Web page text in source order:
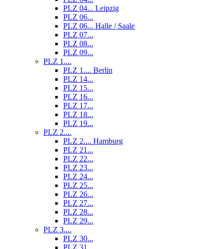
PLZ 04... Leipzig
PLZ 06...
PLZ 06... Halle / Saale
PLZ 07...
PLZ 08...
PLZ 09...
PLZ 1....
PLZ 1.... Berlin
PLZ 14...
PLZ 15...
PLZ 16...
PLZ 17...
PLZ 18...
PLZ 19...
PLZ 2....
PLZ 2.... Hamburg
PLZ 21...
PLZ 22...
PLZ 23...
PLZ 24...
PLZ 25...
PLZ 26...
PLZ 27...
PLZ 28...
PLZ 29...
PLZ 3....
PLZ 30...
PLZ 31...